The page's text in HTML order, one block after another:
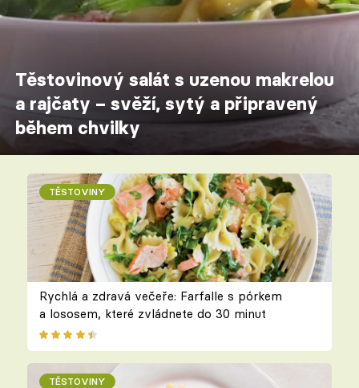
Těstovinový salát s uzenou makrelou
a rajčaty – svěží, sytý a připravený
během chvilky
TĚSTOVINY
Rychlá a zdravá večeře: Farfalle s pórkem
a lososem, které zvládnete do 30 minut
TĚSTOVINY